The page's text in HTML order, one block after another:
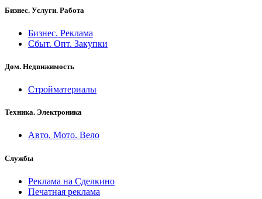
Бизнес. Услуги. Работа
Бизнес. Реклама
Сбыт. Опт. Закупки
Дом. Недвижимость
Стройматериалы
Техника. Электроника
Авто. Мото. Вело
Службы
Реклама на Сделкино
Печатная реклама